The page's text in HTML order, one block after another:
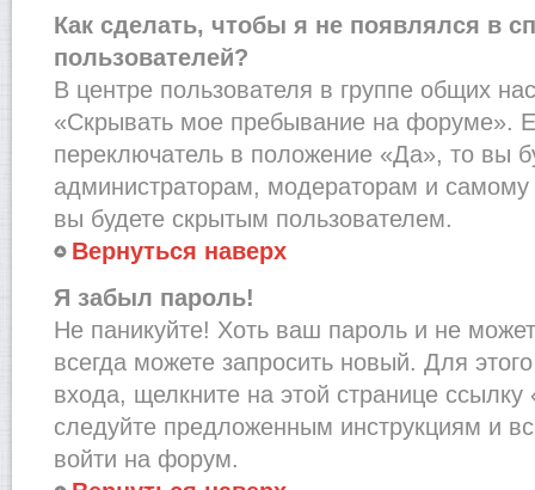
Как сделать, чтобы я не появлялся в
пользователей?
В центре пользователя в группе общих
«Скрывать мое пребывание на форуме».
переключатель в положение «Да», то вы
администраторам, модераторам и
вы будете скрытым пользователем.
Вернуться наверх
Я забыл пароль!
Не паникуйте! Хоть ваш пароль и не
всегда можете запросить новый. Для
входа, щелкните на этой странице
следуйте предложенным инструкциям и
войти на форум.